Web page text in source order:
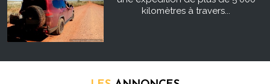
kilomètres à travers...